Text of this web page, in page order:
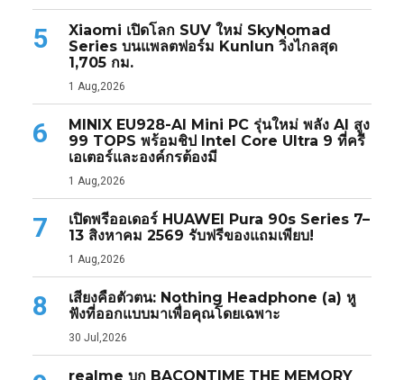
5
Xiaomi เปิดโลก SUV ใหม่ SkyNomad
Series บนแพลตฟอร์ม Kunlun วิ่งไกลสุด
1,705 กม.
1 Aug,2026
6
MINIX EU928-AI Mini PC รุ่นใหม่ พลัง AI สูง
99 TOPS พร้อมชิป Intel Core Ultra 9 ที่ครี
เอเตอร์และองค์กรต้องมี
1 Aug,2026
7
เปิดพรีออเดอร์ HUAWEI Pura 90s Series 7–
13 สิงหาคม 2569 รับฟรีของแถมเพียบ!
1 Aug,2026
8
เสียงคือตัวตน: Nothing Headphone (a) หู
ฟังที่ออกแบบมาเพื่อคุณโดยเฉพาะ
30 Jul,2026
realme บุก BACONTIME THE MEMORY